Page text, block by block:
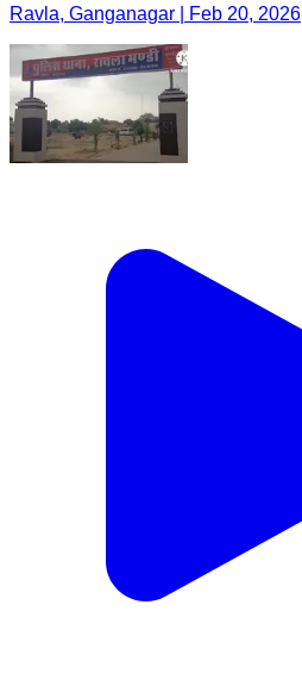
Ravla, Ganganagar | Feb 20, 2026